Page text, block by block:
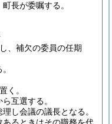
長が委嘱する。
、補欠の委員の任期
く。
互選する。
し会議の議長となる。